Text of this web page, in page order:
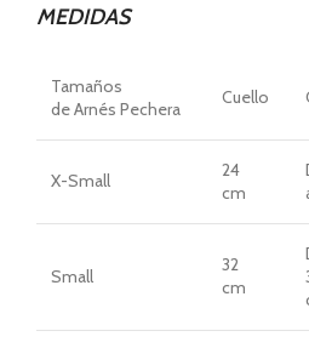
MEDIDAS
Tamaños
de Arnés Pechera
Cuello
X-Small
24
cm
Small
32
cm